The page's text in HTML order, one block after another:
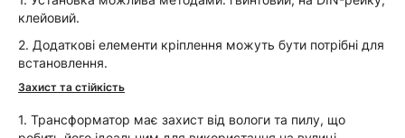
клейовий.
2. Додаткові елементи кріплення можуть бути потрібні для
встановлення.
Захист та стійкість
1. Трансформатор має захист від вологи та пилу, що